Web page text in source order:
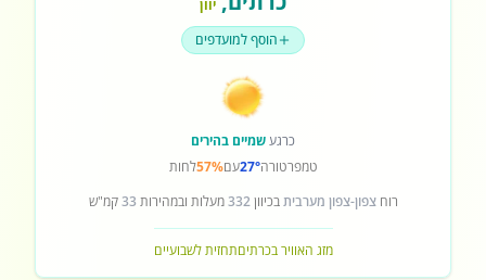
יוון
הוסף למועדפים
כרגעשמיים בהירים
טמפרטורה27°עם57%לחות
רוחצפון-צפון מערביתבכיוון332מעלות ובמהירות 33קמ"ש
מזג האוויר בכרתיםתחזית לשבועיים